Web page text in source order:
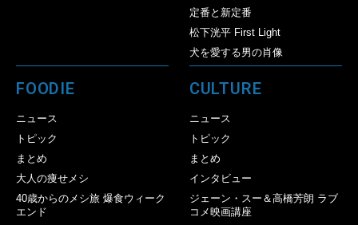
定番と新定番
松下洸平 First Light
犬を愛する男の肖像
FOODIE
ニュース
トピック
まとめ
大人の痩せメシ
40歳からのメシ旅 爆食ウィーク
エンド
CULTURE
ニュース
トピック
まとめ
インタビュー
ジェーン・スー＆高橋芳朗 ラブ
コメ映画講座